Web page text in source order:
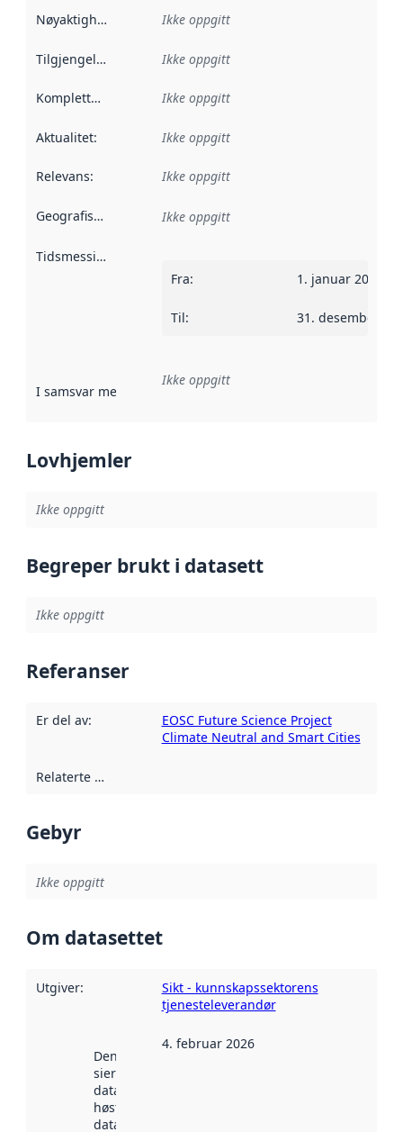
Nøyaktighet Ikke oppgitt
Tilgjengelighet Ikke oppgitt
Kompletthet Ikke oppgitt
Aktualitet: Ikke oppgitt
Relevans: Ikke oppgitt
Geografisk avgrensning :
Ikke oppgitt
Tidsmessig avgrensning
Fra: 1. januar 2016
Til: 31. desember
I samsvar med Referanse til en implementasjonsregel
Ikke oppgitt
Lovhjemler
Ikke oppgitt
Begreper brukt i datasett
Ikke oppgitt
Referanser
Er del av:
EOSC Future Science Project
Climate Neutral and Smart Cities
Relaterte ressurser
Gebyr
Ikke oppgitt
Om datasettet
Utgiver:
Sikt - kunnskapssektorens
tjenesteleverandør
Denne datoen
sier når
datasettet ble
høstet av
data.norge.no.
4. februar 2026